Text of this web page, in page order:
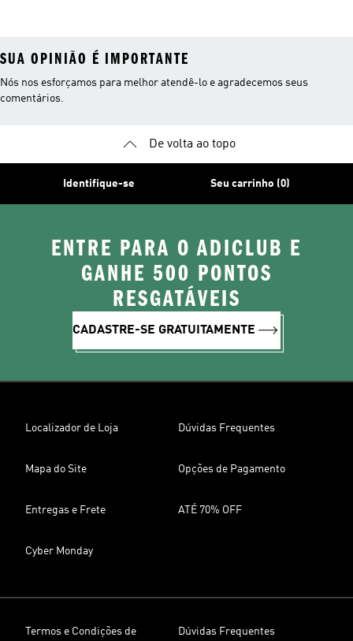
SUA OPINIÃO É IMPORTANTE
Nós nos esforçamos para melhor atendê-lo e agradecemos seus
comentários.
De volta ao topo
Identifique-se Seu carrinho (0)
ENTRE PARA O ADICLUB E
GANHE 500 PONTOS
RESGATÁVEIS
CADASTRE-SE GRATUITAMENTE
Localizador de Loja Dúvidas Frequentes
Mapa do Site Opções de Pagamento
Entregas e Frete ATÉ 70% OFF
Cyber Monday
Termos e Condições de Dúvidas Frequentes